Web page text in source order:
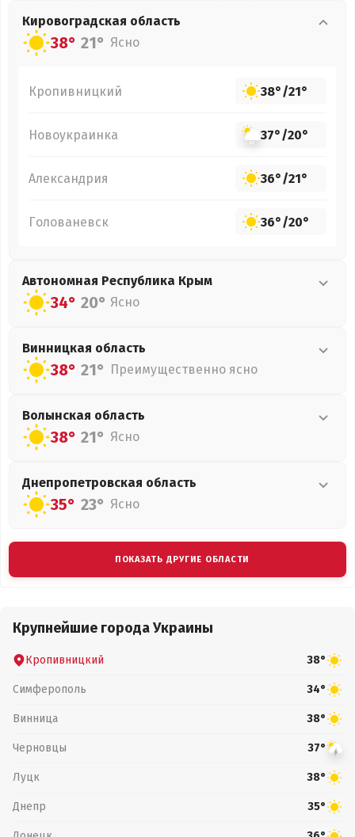
Кировоградская область
38° 21° Ясно
Кропивницкий 38°/21°
Новоукраинка 37°/20°
Александрия 36°/21°
Голованевск 36°/20°
Автономная Республика Крым
34° 20° Ясно
Винницкая область
38° 21° Преимущественно ясно
Волынская область
38° 21° Ясно
Днепропетровская область
35° 23° Ясно
ПОКАЗАТЬ ДРУГИЕ ОБЛАСТИ
Крупнейшие города Украины
Кропивницкий 38°
Симферополь 34°
Винница 38°
Черновцы 37°
Луцк 38°
Днепр 35°